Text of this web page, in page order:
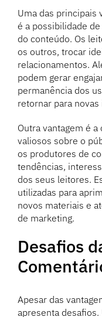
Uma das principais
é a possibilidade
do conteúdo. Os
os outros, trocar
relacionamentos.
podem gerar
permanência dos
retornar para
Outra vantagem é
valiosos sobre o
os produtores de
tendências,
dos seus leitores.
utilizadas para
novos materiais e
de marketing.
Desafios
Apesar das
apresenta